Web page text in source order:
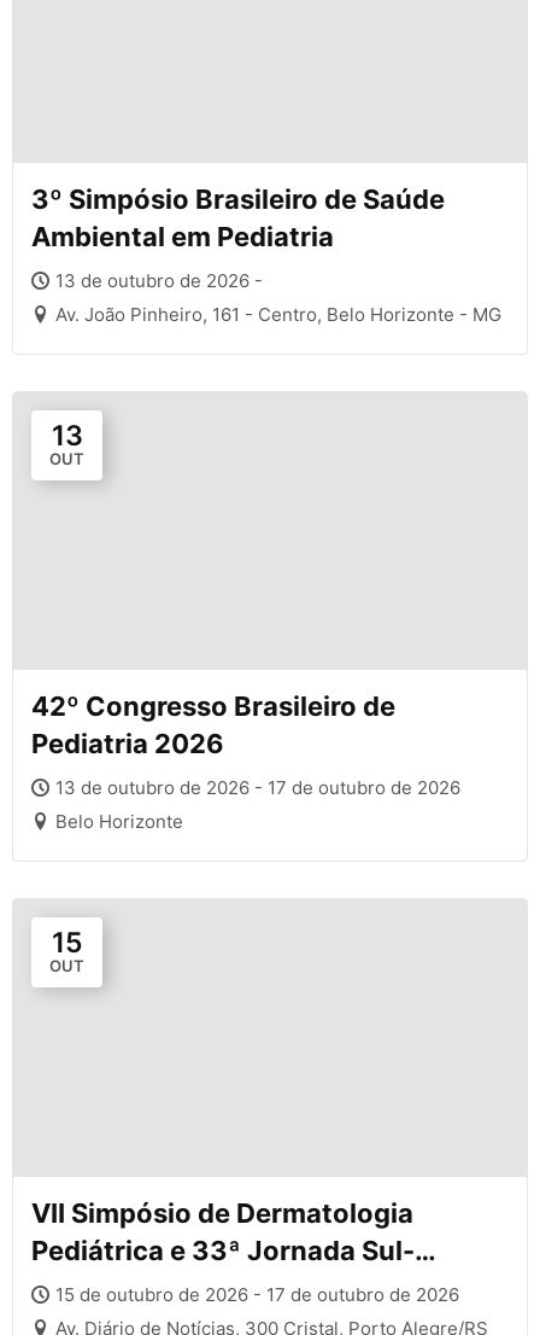
3º Simpósio Brasileiro de Saúde
Ambiental em Pediatria
13 de outubro de 2026 -
Av. João Pinheiro, 161 - Centro, Belo Horizonte - MG
13
OUT
42º Congresso Brasileiro de
Pediatria 2026
13 de outubro de 2026 - 17 de outubro de 2026
Belo Horizonte
15
OUT
VII Simpósio de Dermatologia
Pediátrica e 33ª Jornada Sul-
Brasileira de Dermatologia
15 de outubro de 2026 - 17 de outubro de 2026
Av. Diário de Notícias, 300 Cristal, Porto Alegre/RS